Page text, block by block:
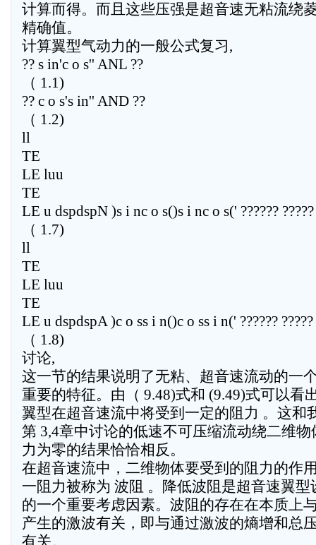
计算而得。而且这些压强是超音速无粘流绕
精确值。
计算翼型气动力的一般公式复习,
?? s in'c o s'' ANL ??
（ 1.1)
?? c o s's in'' AND ??
（ 1.2)
ll
TE
LE luu
TE
LE u dspdspN )s i nc o s()s i nc o s(' ?????? ?????
（ 1.7)
ll
TE
LE luu
TE
LE u dspdspA )c o ss i n()c o ss i n(' ?????? ?????
（ 1.8)
讨论,
这一节的结果说明了无粘、超音速流动的一
重要的特征。由（ 9.48)式和 (9.49)式可以看
翼型在超音速流中将受到一定的阻力 。这和
第 3,4章中讨论的低速不可压缩流动绕二维物
力为零的结果恰恰相反。
在超音速流中，二维物体要受到的阻力的作
一阻力被称为 波阻 。降低波阻是超音速翼型
的一个重要考虑因素。波阻的存在在本质上
产生的激波有关，即与通过激波的熵增和总
有关。